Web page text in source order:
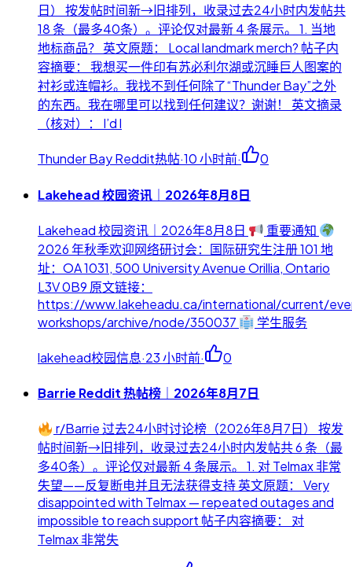
日） 按发帖时间新→旧排列，收录过去24小时内发帖共
18 条（最多40条）。评论仅对最新 4 条展示。 1. 当地
地标商品？ 英文原题： Local landmark merch? 帖子内
容摘要： 我想买一件印有苏必利尔湖或沉睡巨人图案的
衬衫或连帽衫。我找不到任何除了“Thunder Bay”之外
的东西。我在哪里可以找到任何建议？谢谢！ 英文摘录
（核对）： I’d l
Thunder Bay Reddit热帖·10 小时前· 0
Lakehead 校园资讯｜2026年8月8日
Lakehead 校园资讯｜2026年8月8日
重要通知
2026 年秋季欢迎网络研讨会：国际研究生注册 101 地
址：OA 1031, 500 University Avenue Orillia, Ontario
L3V 0B9 原文链接：
https://www.lakeheadu.ca/international/current/
workshops/archive/node/350037
学生服务
lakehead校园信息·23 小时前· 0
Barrie Reddit 热帖榜｜2026年8月7日
r/Barrie 过去24小时讨论榜（2026年8月7日） 按发
帖时间新→旧排列，收录过去24小时内发帖共 6 条（最
多40条）。评论仅对最新 4 条展示。 1. 对 Telmax 非常
失望——反复断电并且无法获得支持 英文原题： Very
disappointed with Telmax — repeated outages and
impossible to reach support 帖子内容摘要： 对
Telmax 非常失